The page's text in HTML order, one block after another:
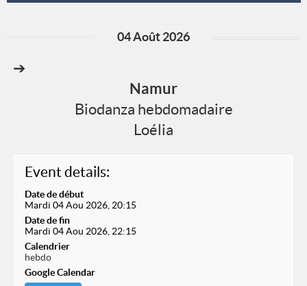
04 Août 2026
➔
Namur
Biodanza hebdomadaire
Loélia
Event details:
Date de début
Mardi 04 Aou 2026, 20:15
Date de fin
Mardi 04 Aou 2026, 22:15
Calendrier
hebdo
Google Calendar